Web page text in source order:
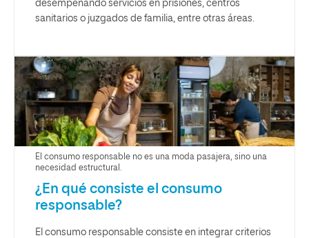
desempeñando servicios en prisiones, centros
sanitarios o juzgados de familia, entre otras áreas.
El consumo responsable no es una moda pasajera, sino una
necesidad estructural.
¿En qué consiste el consumo
responsable?
El consumo responsable consiste en integrar criterios